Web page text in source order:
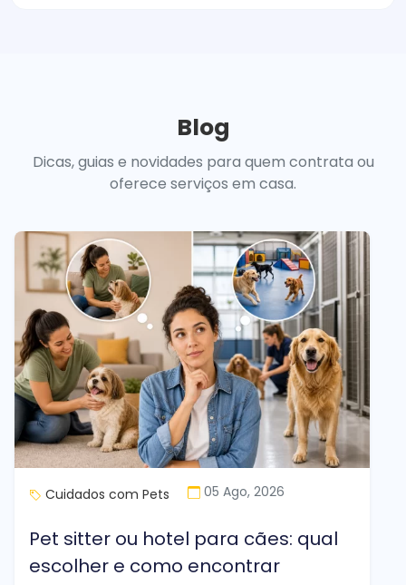
Blog
Dicas, guias e novidades para quem contrata ou
oferece serviços em casa.
Cuidados com Pets 05 Ago, 2026
Pet sitter ou hotel para cães: qual
escolher e como encontrar